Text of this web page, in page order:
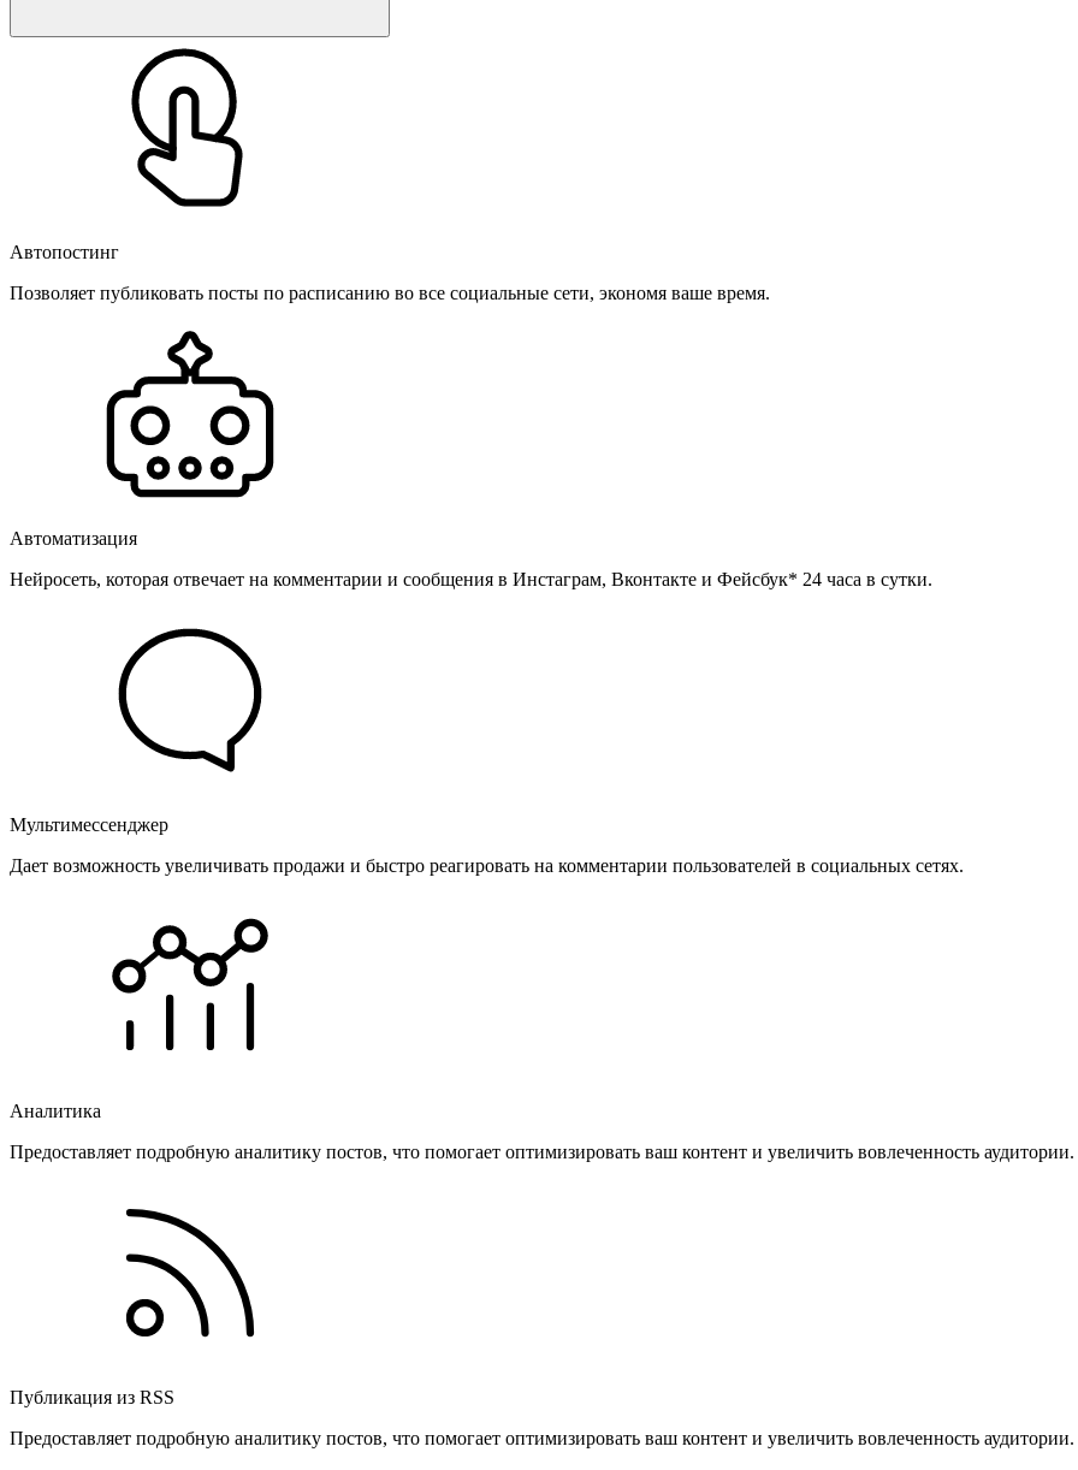
Автопостинг
Позволяет публиковать посты по расписанию во все социальные сети, экономя ваше время.
Автоматизация
Нейросеть, которая отвечает на комментарии и сообщения в Инстаграм, Вконтакте и Фейсбук* 24 часа в сутки.
Мультимессенджер
Дает возможность увеличивать продажи и быстро реагировать на комментарии пользователей в социальных сетях.
Аналитика
Предоставляет подробную аналитику постов, что помогает оптимизировать ваш контент и увеличить вовлеченность аудитории.
Публикация из RSS
Предоставляет подробную аналитику постов, что помогает оптимизировать ваш контент и увеличить вовлеченность аудитории.